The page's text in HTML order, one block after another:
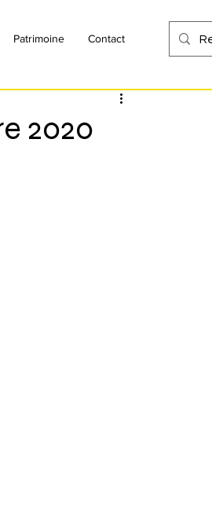
Patrimoine Contact
2020